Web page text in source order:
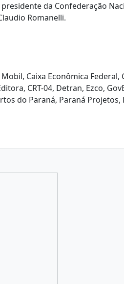
da Confederação
Romanelli.
Caixa Econômica Federal,
CRT-04, Detran, Ezco,
do Paraná, Paraná Projetos,